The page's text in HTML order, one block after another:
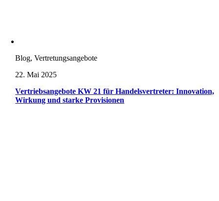
Blog, Vertretungsangebote
22. Mai 2025
Vertriebsangebote KW 21 für Handelsvertreter: Innovation,
Wirkung und starke Provisionen